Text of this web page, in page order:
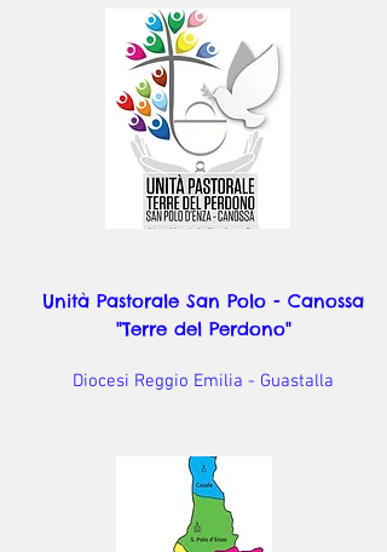
Unità Pastorale San Polo - Canossa
"Terre del Perdono"
Diocesi Reggio Emilia - Guastalla